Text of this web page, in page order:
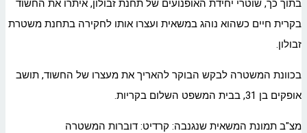
בתוך כך, שוטרי יחידת האופנועים של תחנת זבולון, איתרו את החשוד
בקרית חיים כשהוא נוהג במשאית ועצרו אותו לחקירה בתחנת משטרת
זבולון.
בכוונת המשטרה לבקש הבוקר להאריך את מעצרו של החשוד, תושב
אופקים בן 31, בבית המשפט השלום בקריות.
מצ"ב תמונת המשאית שנגנבה: קרדיט: דוברות המשטרה